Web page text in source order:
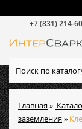
Главная»
заземления»
+7 (831) 214-